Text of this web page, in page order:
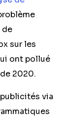
de
sur les
ont pollué
2020.
via